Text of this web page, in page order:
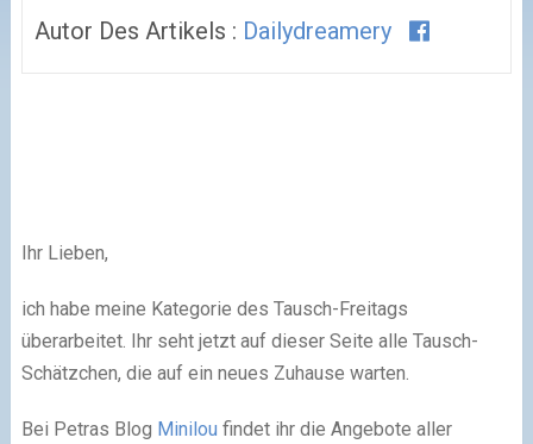
Autor Des Artikels : Dailydreamery
Ihr Lieben,
ich habe meine Kategorie des Tausch-Freitags
überarbeitet. Ihr seht jetzt auf dieser Seite alle Tausch-
Schätzchen, die auf ein neues Zuhause warten.
Bei Petras Blog Minilou findet ihr die Angebote aller